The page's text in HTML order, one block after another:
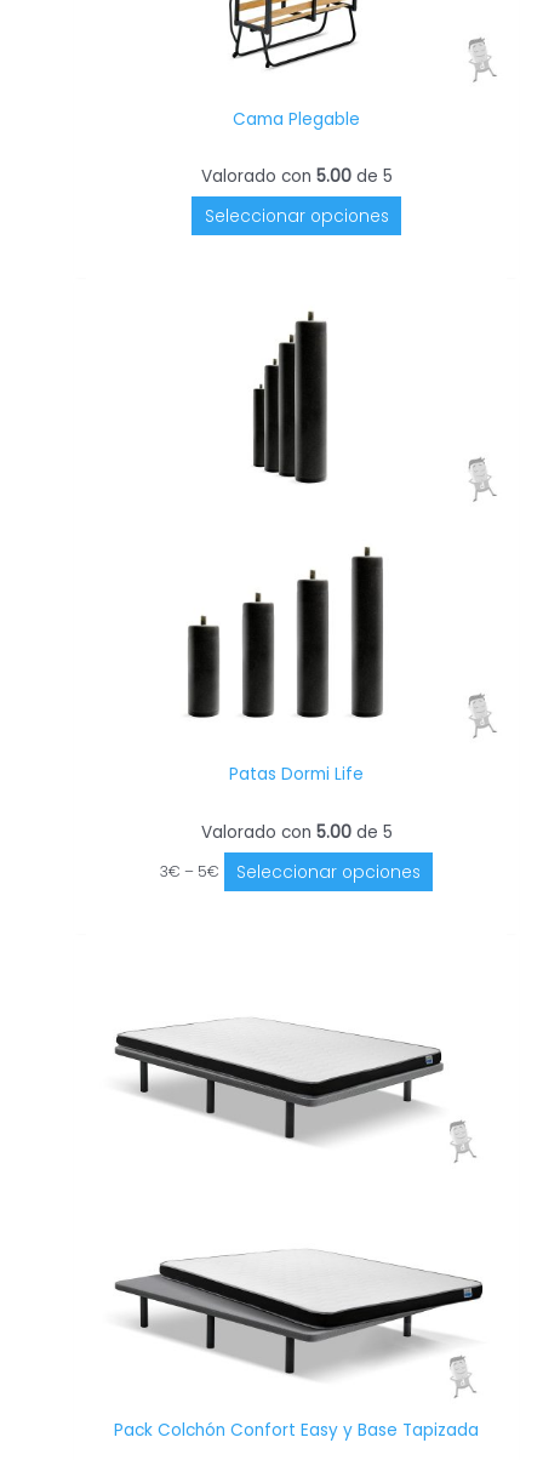
Cama Plegable
Valorado con 5.00de 5
Seleccionar opciones
Patas Dormi Life
Valorado con 5.00de 5
3€ – 5€ Seleccionar opciones
pueden
Pack Colchón Confort Easy y Base Tapizada
se
pueden
de